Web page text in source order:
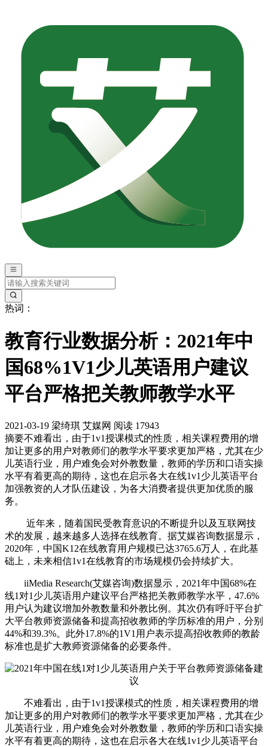
热词：
教育行业数据分析：2021年中
国68%1V1少儿英语用户建议
平台严格把关教师教学水平
2021-03-19 梁绮琪 艾媒网 阅读 17943
摘要不难看出，由于1v1授课模式的性质，相关课程费用的增
加让更多的用户对教师们的教学水平要求更加严格，尤其在少
儿英语行业，用户难免会对外教数量，教师的学历和口语实操
水平有着更高的期待，这也在启示各大在线1v1少儿英语平台
加强教资的人才队伍建设，为各大消费者提供更加优质的服
务。
近年来，随着国民受教育意识的不断提升以及互联网技
术的发展，越来越多人选择在线教育。据艾媒咨询数据显示，
2020年，中国K12在线教育用户规模已达3765.6万人，在此基
础上，未来相信1v1在线教育的市场规模仍会持续扩大。
iiMedia Research(艾媒咨询)数据显示，2021年中国68%在
线1对1少儿英语用户建议平台严格把关教师教学水平，47.6%
用户认为建议增加外教数量和外教比例。其次仍有呼吁平台扩
大平台教师资源储备和提高招收教师的学历标准的用户，分别
44%和39.3%。此外17.8%的1V1用户表示提高招收教师的教龄
标准也是扩大教师资源储备的必要条件。
不难看出，由于1v1授课模式的性质，相关课程费用的增
加让更多的用户对教师们的教学水平要求更加严格，尤其在少
儿英语行业，用户难免会对外教数量，教师的学历和口语实操
水平有着更高的期待，这也在启示各大在线1v1少儿英语平台